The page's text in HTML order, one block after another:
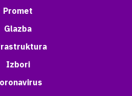
Promet
Glazba
Izbori